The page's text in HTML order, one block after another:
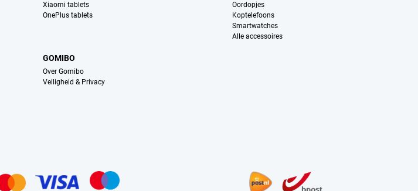
Xiaomi tablets
OnePlus tablets
Oordopjes
Koptelefoons
Smartwatches
Alle accessoires
GOMIBO
Over Gomibo
Veiligheid & Privacy